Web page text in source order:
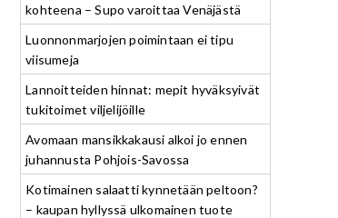
kohteena – Supo varoittaa Venäjästä
Luonnonmarjojen poimintaan ei tipu
viisumeja
Lannoitteiden hinnat: mepit hyväksyivät
tukitoimet viljelijöille
Avomaan mansikkakausi alkoi jo ennen
juhannusta Pohjois-Savossa
Kotimainen salaatti kynnetään peltoon?
– kaupan hyllyssä ulkomainen tuote